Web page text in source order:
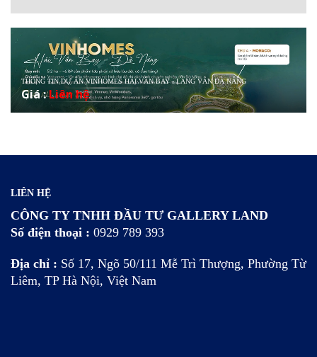
THÔNG TIN DỰ ÁN VINHOMES HẢI VÂN BAY - LÀNG VÂN ĐÀ NẴNG
Giá :Liên hệ
LIÊN HỆ
CÔNG TY TNHH ĐẦU TƯ GALLERY LAND
Số điện thoại : 0929 789 393
Địa chỉ : Số 17, Ngõ 50/111 Mễ Trì Thượng, Phường Từ
Liêm, TP Hà Nội, Việt Nam